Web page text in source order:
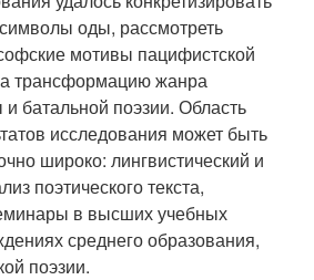
оды, рассмотреть
мотивы пацифистской
трансформацию жанра
батальной поэзии. Область
исследования может быть
широко: лингвистический и
поэтического текста,
в высших учебных
среднего образования,
поэзии.